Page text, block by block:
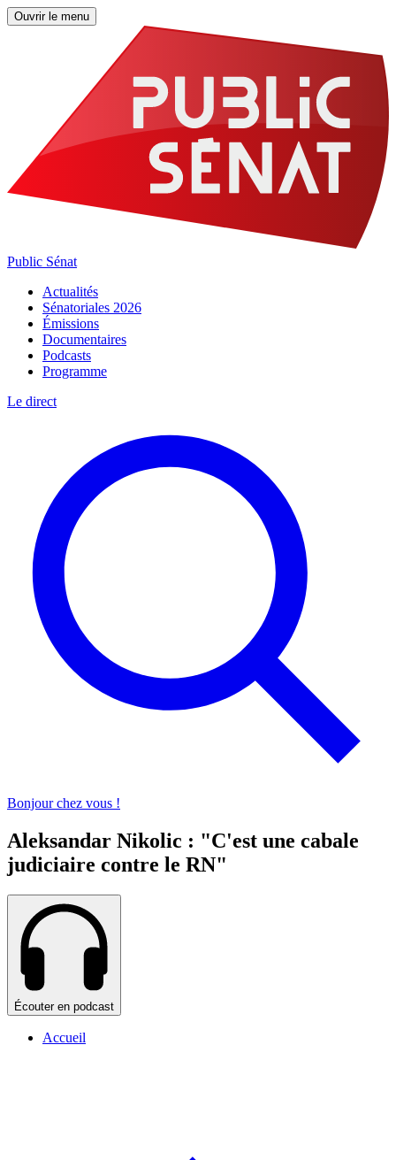
Ouvrir le menu
Public Sénat
Actualités
Sénatoriales 2026
Émissions
Documentaires
Podcasts
Programme
Le direct
Bonjour chez vous !
Aleksandar Nikolic : "C'est une cabale
judiciaire contre le RN"
Écouter en podcast
Accueil